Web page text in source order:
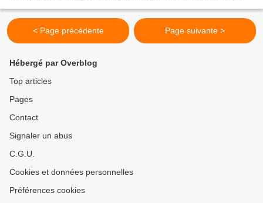
< Page précédente Page suivante >
Hébergé par Overblog
Top articles
Pages
Contact
Signaler un abus
C.G.U.
Cookies et données personnelles
Préférences cookies